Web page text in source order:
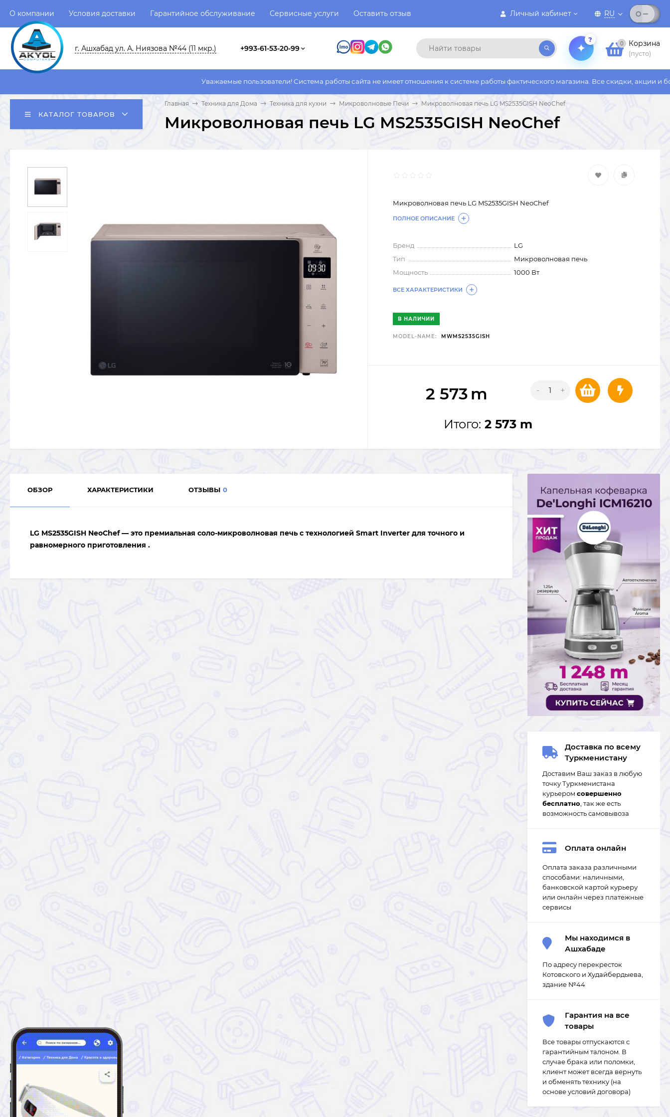
Личный кабинет RU
О компании Условия доставки Гарантийное обслуживание Сервисные услуги Оставить отзыв
г. Ашхабад ул. А. Ниязова №44 (11 мкр.) +993-61-53-20-99
?
0 Корзина
(пусто)
Уважаемые пользователи! Система работы сайта не имеет отношения к системе работы фактического магазина. Все скидки, акции и бонусы
КАТАЛОГ ТОВАРОВ
Главная Техника для Дома Техника для кухни Микроволновые Печи Микроволновая печь LG MS2535GISH NeoChef
Микроволновая печь LG MS2535GISH NeoChef
Микроволновая печь LG MS2535GISH NeoChef
ПОЛНОЕ ОПИСАНИЕ
Бренд
LG
Tип
Микроволновая печь
Мощность
1000 Вт
ВСЕ ХАРАКТЕРИСТИКИ
В НАЛИЧИИ
MODEL-NAME: MWMS2535GISH
2 573 m - +
Итого: 2 573 m
ОБЗОР ХАРАКТЕРИСТИКИ ОТЗЫВЫ 0
LG MS2535GISH NeoChef — это премиальная соло-микроволновая печь с технологией Smart Inverter для точного и
равномерного приготовления .
Доставка по всему
Туркменистану
Доставим Ваш заказ в любую
точку Туркменистана
курьером совершенно
бесплатно , так же есть
возможность самовывоза
Оплата онлайн
Оплата заказа различными
способами: наличными,
банковской картой курьеру
или онлайн через платежные
сервисы
Мы находимся в
Ашхабаде
По адресу перекресток
Котовского и Худайбердыева,
здание №44
Гарантия на все
товары
Все товары отпускаются с
гарантийным талоном. В
случае брака или поломки,
клиент может всегда вернуть
и обменять технику (на
основе условий договора)